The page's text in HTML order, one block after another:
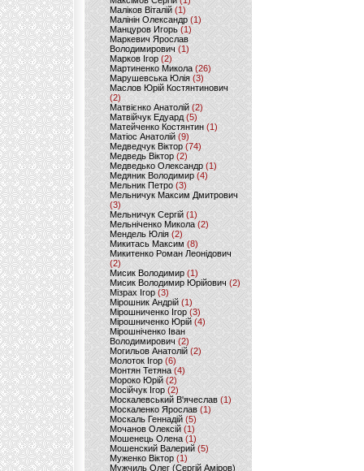
Маліков Віталій (1)
Малінін Олександр (1)
Манцуров Игорь (1)
Маркевич Ярослав
Володимирович (1)
Марков Ігор (2)
Мартиненко Микола (26)
Марушевська Юлія (3)
Маслов Юрій Костянтинович
(2)
Матвієнко Анатолій (2)
Матвійчук Едуард(5)
Матейченко Костянтин (1)
Матіос Анатолій (9)
Медведчук Віктор(74)
Медведь Віктор (2)
Медведько Олександр (1)
Медяник Володимир(4)
Мельник Петро (3)
Мельничук Максим Дмитрович
(3)
Мельничук Сергій (1)
Мельніченко Микола (2)
Мендель Юлія (2)
Микитась Максим (8)
Микитенко Роман Леонідович
(2)
Мисик Володимир (1)
Мисик Володимир Юрійович(2)
Мізрах Ігор(3)
Мірошник Андрій(1)
Мірошниченко Ігор (3)
Мірошниченко Юрій(4)
Мірошніченко Іван
Володимирович (2)
Могильов Анатолій (2)
Молоток Ігор (6)
Монтян Тетяна (4)
Мороко Юрій(2)
Мосійчук Ігор (2)
Москалевський В'ячеслав (1)
Москаленко Ярослав (1)
Москаль Геннадій (5)
Мочанов Олексій(1)
Мошенець Олена(1)
Мошенский Валерий (5)
Муженко Віктор (1)
Мужчиль Олег (Сергій Аміров)